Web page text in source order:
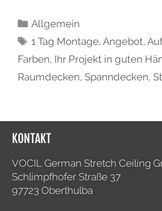
Allgemein
1 Tag Montage,Angebot,
Farben, Ihr Projekt in guten
Raumdecken, Spanndecken,
KONTAKT
VOCIL German Stretch Ceiling
Schlimpfhofer Straße 37
97723 Oberthulba